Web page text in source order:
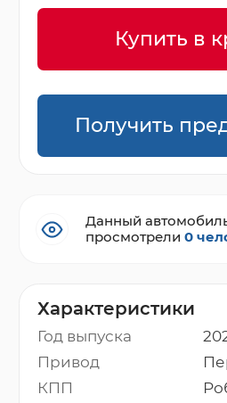
Характеристики
Год выпуска
Привод
КПП
Купить в
Получить
Данный
просмотрели0